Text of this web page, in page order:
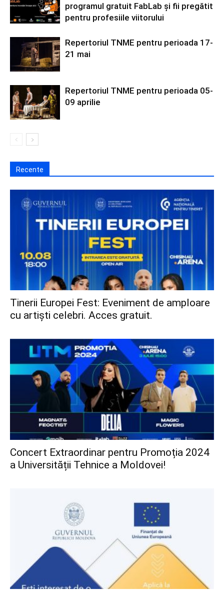
programul gratuit FabLab și fii pregătit
pentru profesiile viitorului
Repertoriul TNME pentru perioada 17-
21 mai
Repertoriul TNME pentru perioada 05-
09 aprilie
Recente
Tinerii Europei Fest: Eveniment de amploare
cu artiști celebri. Acces gratuit.
Concert Extraordinar pentru Promoția 2024
a Universității Tehnice a Moldovei!